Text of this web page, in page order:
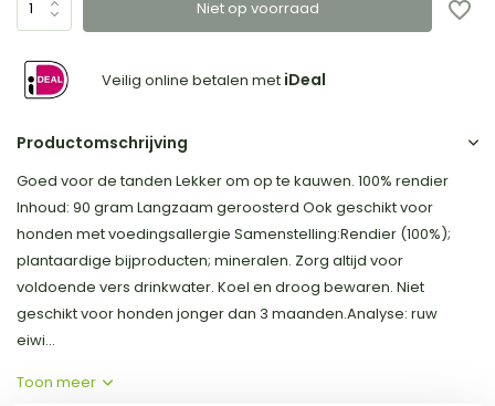
Niet op voorraad
Veilig online betalen met iDeal
Productomschrijving
Goed voor de tanden Lekker om op te kauwen. 100% rendier
Inhoud: 90 gram Langzaam geroosterd Ook geschikt voor
honden met voedingsallergie Samenstelling:Rendier (100%);
plantaardige bijproducten; mineralen. Zorg altijd voor
voldoende vers drinkwater. Koel en droog bewaren. Niet
geschikt voor honden jonger dan 3 maanden.Analyse: ruw
eiwi...
Toon meer